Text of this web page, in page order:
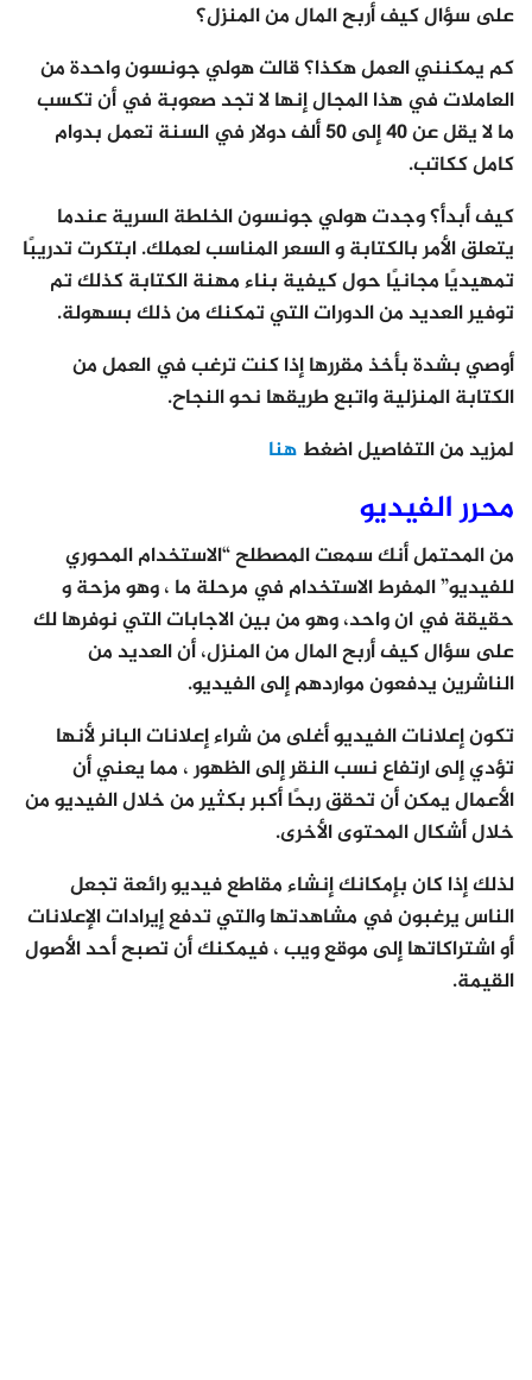
على سؤال كيف أربح المال من المنزل؟
كم يمكنني العمل هكذا؟ قالت هولي جونسون واحدة من
العاملات في هذا المجال إنها لا تجد صعوبة في أن تكسب
ما لا يقل عن 40 إلى 50 ألف دولار في السنة تعمل بدوام
كامل ككاتب.
كيف أبدأ؟ وجدت هولي جونسون الخلطة السرية عندما
يتعلق الأمر بالكتابة و السعر المناسب لعملك. ابتكرت تدريبًا
تمهيديًا مجانيًا حول كيفية بناء مهنة الكتابة كذلك تم
توفير العديد من الدورات التي تمكنك من ذلك بسهولة.
أوصي بشدة بأخذ مقررها إذا كنت ترغب في العمل من
الكتابة المنزلية واتبع طريقها نحو النجاح.
لمزيد من التفاصيل اضغط هنا
محرر الفيديو
من المحتمل أنك سمعت المصطلح “الاستخدام المحوري
للفيديو” المفرط الاستخدام في مرحلة ما ، وهو مزحة و
حقيقة في ان واحد، وهو من بين الاجابات التي نوفرها لك
على سؤال كيف أربح المال من المنزل، أن العديد من
الناشرين يدفعون مواردهم إلى الفيديو.
تكون إعلانات الفيديو أغلى من شراء إعلانات البانر لأنها
تؤدي إلى ارتفاع نسب النقر إلى الظهور ، مما يعني أن
الأعمال يمكن أن تحقق ربحًا أكبر بكثير من خلال الفيديو من
خلال أشكال المحتوى الأخرى.
لذلك إذا كان بإمكانك إنشاء مقاطع فيديو رائعة تجعل
الناس يرغبون في مشاهدتها والتي تدفع إيرادات الإعلانات
أو اشتراكاتها إلى موقع ويب ، فيمكنك أن تصبح أحد الأصول
القيمة.